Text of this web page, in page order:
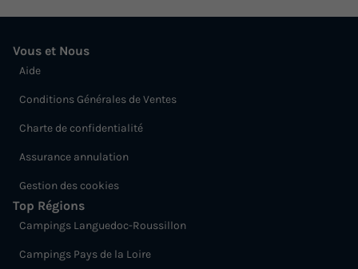
Vous et Nous
Aide
Conditions Générales de Ventes
Charte de confidentialité
Assurance annulation
Gestion des cookies
Top Régions
Campings Languedoc-Roussillon
Campings Pays de la Loire